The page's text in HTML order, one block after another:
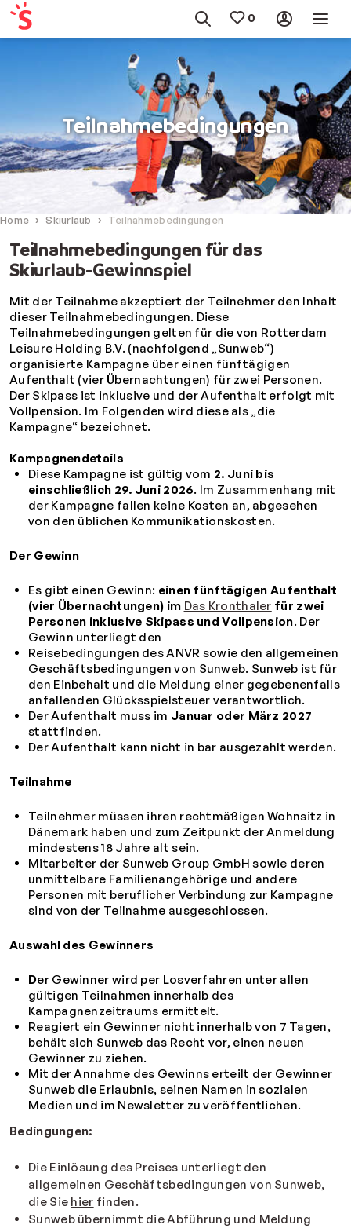
Teilnahmebedingungen
Home Skiurlaub Teilnahmebedingungen
Teilnahmebedingungen für das
Skiurlaub-Gewinnspiel
Mit der Teilnahme akzeptiert der Teilnehmer den Inhalt
dieser Teilnahmebedingungen. Diese
Teilnahmebedingungen gelten für die von Rotterdam
Leisure Holding B.V. (nachfolgend „Sunweb“)
organisierte Kampagne über einen fünftägigen
Aufenthalt (vier Übernachtungen) für zwei Personen.
Der Skipass ist inklusive und der Aufenthalt erfolgt mit
Vollpension. Im Folgenden wird diese als „die
Kampagne“ bezeichnet.
Kampagnendetails
Diese Kampagne ist gültig vom 2. Juni bis
einschließlich 29. Juni 2026. Im Zusammenhang mit
der Kampagne fallen keine Kosten an, abgesehen
von den üblichen Kommunikationskosten.
Der Gewinn
Es gibt einen Gewinn: einen fünftägigen Aufenthalt
(vier Übernachtungen) im Das Kronthaler für zwei
Personen inklusive Skipass und Vollpension. Der
Gewinn unterliegt den
Reisebedingungen des ANVR sowie den allgemeinen
Geschäftsbedingungen von Sunweb. Sunweb ist für
den Einbehalt und die Meldung einer gegebenenfalls
anfallenden Glücksspielsteuer verantwortlich.
Der Aufenthalt muss im Januar oder März 2027
stattfinden.
Der Aufenthalt kann nicht in bar ausgezahlt werden.
Teilnahme
Teilnehmer müssen ihren rechtmäßigen Wohnsitz in
Dänemark haben und zum Zeitpunkt der Anmeldung
mindestens 18 Jahre alt sein.
Mitarbeiter der Sunweb Group GmbH sowie deren
unmittelbare Familienangehörige und andere
Personen mit beruflicher Verbindung zur Kampagne
sind von der Teilnahme ausgeschlossen.
Auswahl des Gewinners
Der Gewinner wird per Losverfahren unter allen
gültigen Teilnahmen innerhalb des
Kampagnenzeitraums ermittelt.
Reagiert ein Gewinner nicht innerhalb von 7 Tagen,
behält sich Sunweb das Recht vor, einen neuen
Gewinner zu ziehen.
Mit der Annahme des Gewinns erteilt der Gewinner
Sunweb die Erlaubnis, seinen Namen in sozialen
Medien und im Newsletter zu veröffentlichen.
Bedingungen:
Die Einlösung des Preises unterliegt den
allgemeinen Geschäftsbedingungen von Sunweb,
die Sie hier finden.
Sunweb übernimmt die Abführung und Meldung